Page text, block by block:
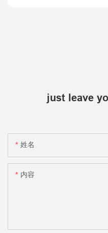
just leave
姓名
内容